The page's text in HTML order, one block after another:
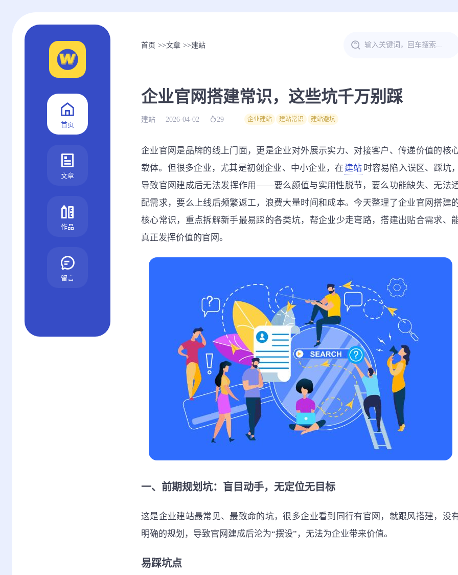
首页
文章
作品
留言
首页 >>文章 >>建站
企业官网搭建常识，这些坑千万别踩
建站 2026-04-02 29 企业建站 建站常识 建站避坑
企业官网是品牌的线上门面，更是企业对外展示实力、对接客户、传递价值的核
载体。但很多企业，尤其是初创企业、中小企业，在 建站 时容易陷入误区、踩坑，
导致官网建成后无法发挥作用——要么颜值与实用性脱节，要么功能缺失、无法
配需求，要么上线后频繁返工，浪费大量时间和成本。今天整理了企业官网搭建
核心常识，重点拆解新手最易踩的各类坑，帮企业少走弯路，搭建出贴合需求、
真正发挥价值的官网。
一、前期规划坑：盲目动手，无定位无目标
这是企业建站最常见、最致命的坑，很多企业看到同行有官网，就跟风搭建，没
明确的规划，导致官网建成后沦为“摆设”，无法为企业带来价值。
易踩坑点